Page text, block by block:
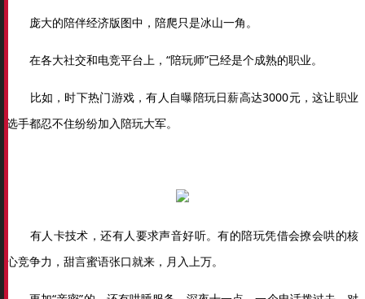
庞大的陪伴经济版图中，陪爬只是冰山一角。
在各大社交和电竞平台上，“陪玩师”已经是个成熟的职业。
比如，时下热门游戏，有人自曝陪玩日薪高达3000元，这让职业
选手都忍不住纷纷加入陪玩大军。
有人卡技术，还有人要求声音好听。有的陪玩凭借会撩会哄的核
心竞争力，甜言蜜语张口就来，月入上万。